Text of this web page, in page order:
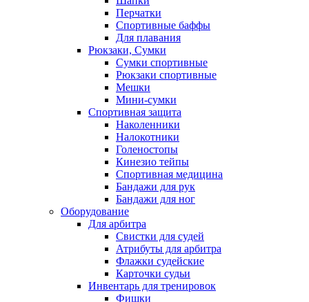
Перчатки
Спортивные баффы
Для плавания
Рюкзаки, Сумки
Сумки спортивные
Рюкзаки спортивные
Мешки
Мини-сумки
Спортивная защита
Наколенники
Налокотники
Голеностопы
Кинезио тейпы
Спортивная медицина
Бандажи для рук
Бандажи для ног
Оборудование
Для арбитра
Свистки для судей
Атрибуты для арбитра
Флажки судейские
Карточки судьи
Инвентарь для тренировок
Фишки